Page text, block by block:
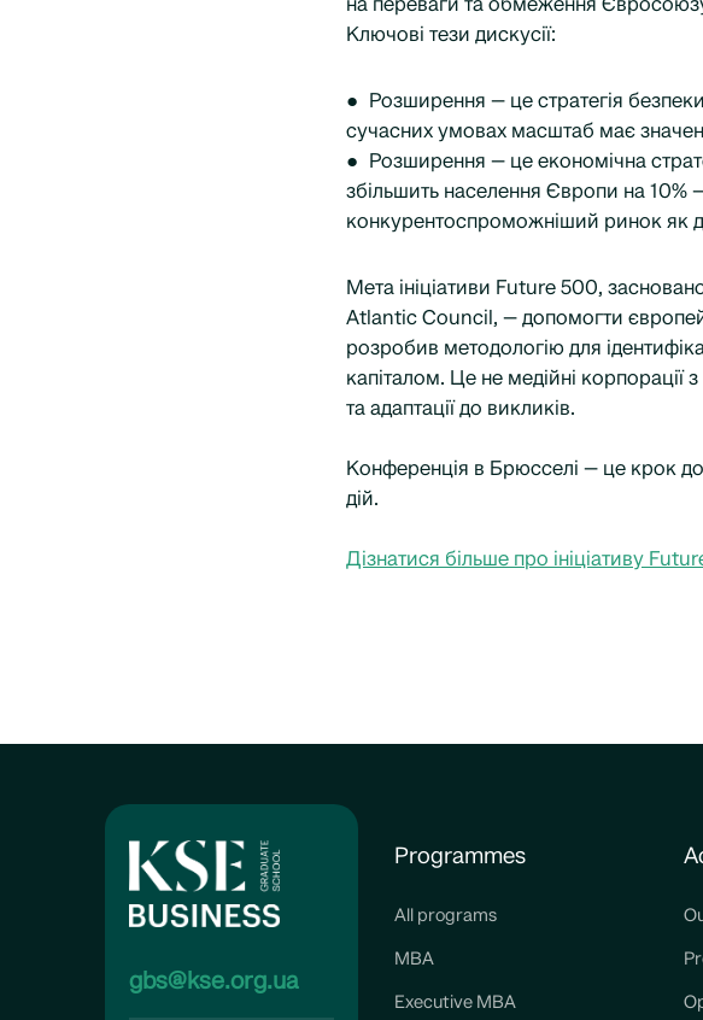
на переваги та обмеження
Ключові тези дискусії:
● Розширення — це стратегія
сучасних умовах масштаб має
● Розширення — це економічна
збільшить населення Європи на 10%
конкурентоспроможніший ринок як
Мета ініціативи Future 500,
Atlantic Council, — допомогти
розробив методологію для
капіталом. Це не медійні корпорації
та адаптації до викликів.
Конференція в Брюсселі — це крок до
дій.
Дізнатися більше про ініціативу
gbs@kse.org.ua
Programmes
All programs
MBA
Executive MBA